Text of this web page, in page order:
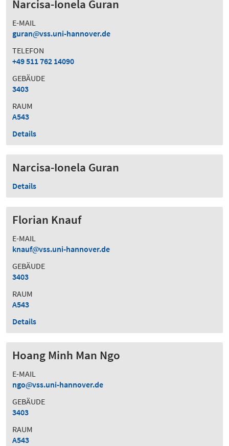
Narcisa-Ionela Guran
E-MAIL
guran
vss.uni-hannover.de
TELEFON
+49 511 762 14090
GEBÄUDE
3403
RAUM
A543
Details
Narcisa-Ionela Guran
Details
Florian Knauf
E-MAIL
knauf
vss.uni-hannover.de
GEBÄUDE
3403
RAUM
A543
Details
Hoang Minh Man Ngo
E-MAIL
ngo
vss.uni-hannover.de
GEBÄUDE
3403
RAUM
A543